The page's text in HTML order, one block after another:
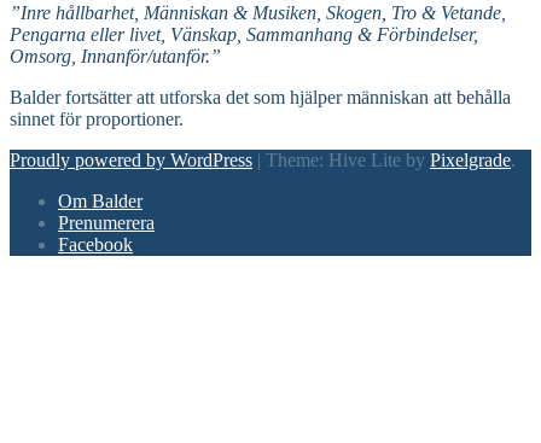
”Inre hållbarhet, Människan & Musiken, Skogen, Tro & Vetande,
Pengarna eller livet, Vänskap, Sammanhang & Förbindelser,
Omsorg, Innanför/utanför.”
Balder fortsätter att utforska det som hjälper människan att behålla
sinnet för proportioner.
Proudly powered by WordPress | Theme: Hive Lite by Pixelgrade.
Footer
navigation
Om Balder
Prenumerera
Facebook